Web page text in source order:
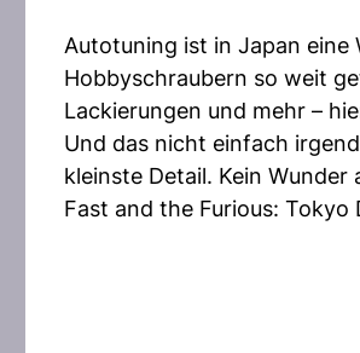
Autotuning ist in Japan eine
Hobbyschraubern so weit
Lackierungen und mehr –
Und das nicht einfach
kleinste Detail. Kein
Fast and the Furious: